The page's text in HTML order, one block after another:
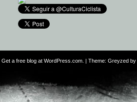
Get a free blog at WordPress.com . | Theme: Greyzed by